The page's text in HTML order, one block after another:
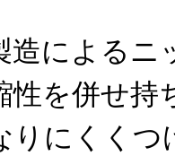
造によるニ
性を併せ持
りにくくつ